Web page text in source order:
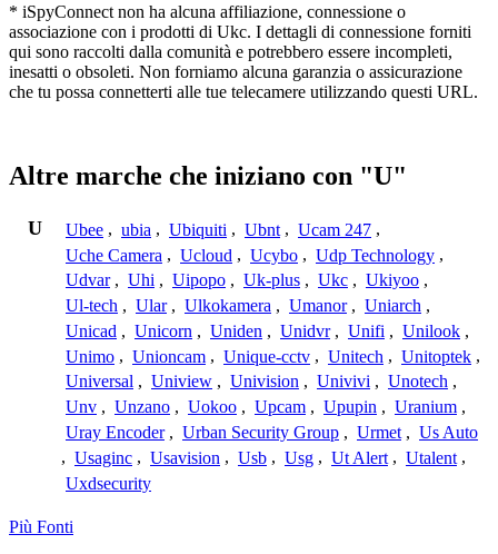
* iSpyConnect non ha alcuna affiliazione, connessione o
associazione con i prodotti di Ukc. I dettagli di connessione forniti
qui sono raccolti dalla comunità e potrebbero essere incompleti,
inesatti o obsoleti. Non forniamo alcuna garanzia o assicurazione
che tu possa connetterti alle tue telecamere utilizzando questi URL.
Altre marche che iniziano con "U"
U Ubee , ubia , Ubiquiti , Ubnt , Ucam 247 ,
Uche Camera , Ucloud , Ucybo , Udp Technology ,
Udvar , Uhi , Uipopo , Uk-plus , Ukc , Ukiyoo ,
Ul-tech , Ular , Ulkokamera , Umanor , Uniarch ,
Unicad , Unicorn , Uniden , Unidvr , Unifi , Unilook ,
Unimo , Unioncam , Unique-cctv , Unitech , Unitoptek ,
Universal , Uniview , Univision , Univivi , Unotech ,
Unv , Unzano , Uokoo , Upcam , Upupin , Uranium ,
Uray Encoder , Urban Security Group , Urmet , Us Auto
, Usaginc , Usavision , Usb , Usg , Ut Alert , Utalent ,
Uxdsecurity
Più Fonti